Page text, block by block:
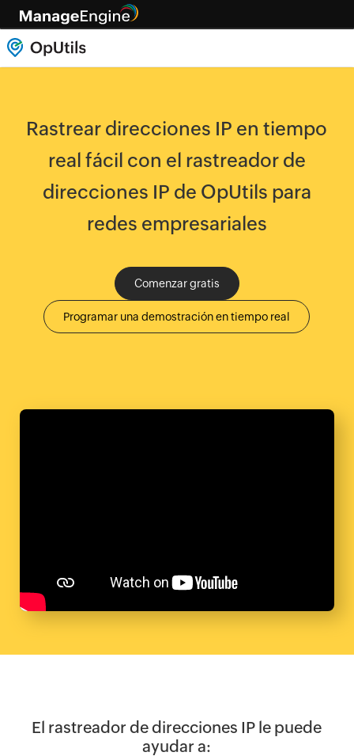
Rastrear direcciones IP en tiempo
real fácil con el rastreador de
direcciones IP de OpUtils para
redes empresariales
Comenzar gratis
Programar una demostración en tiempo real
El rastreador de direcciones IP le puede
ayudar a: